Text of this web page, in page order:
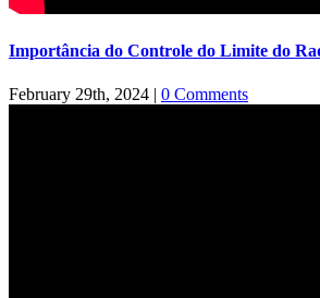
Importância do Controle do Limite do
February 29th, 2024 | 0 Comments